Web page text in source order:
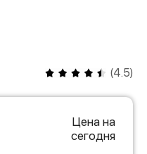
(4.5)
Цена на
сегодня